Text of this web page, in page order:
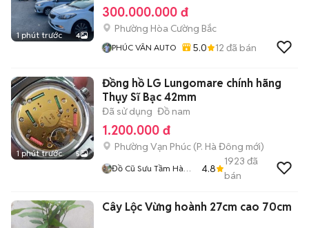
1 phút trước 4
300.000.000 đ
Phường Hòa Cường Bắc
PHÚC VÂN AUTO 5.0 12 đã bán
1 phút trước 5
Đồng hồ LG Lungomare chính hãng
Thụy Sĩ Bạc 42mm
Đã sử dụng Đồ nam
1.200.000 đ
Phường Vạn Phúc (P. Hà Đông mới)
Đồ Cũ Sưu Tầm Hà
4.8
1923 đã
bán
Cây Lộc Vừng hoành 27cm cao 70cm